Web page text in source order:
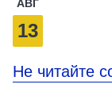
АВГ
13
Не читайте